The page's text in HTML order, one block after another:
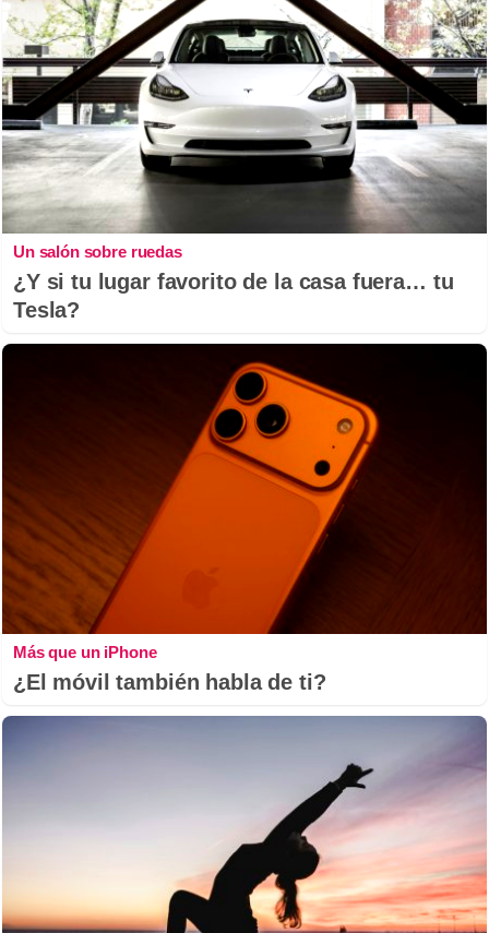
Un salón sobre ruedas
¿Y si tu lugar favorito de la casa fuera… tu
Tesla?
Más que un iPhone
¿El móvil también habla de ti?